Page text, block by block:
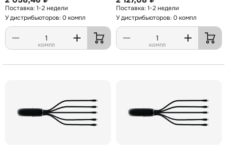
1-2 недели
У дистрибьюторов: 0 компл
компл
1-2 недели
У дистрибьюторов: 0 компл
компл